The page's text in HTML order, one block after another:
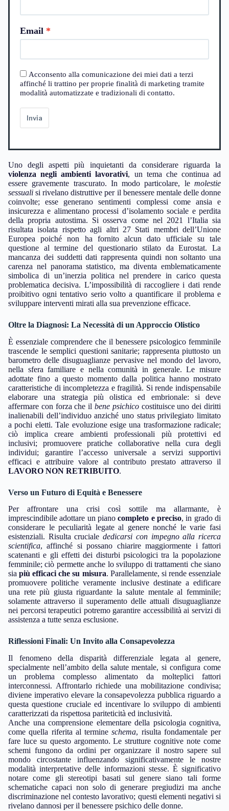
Email
Acconsento alla comunicazione dei miei dati a terzi
affinché li trattino per proprie finalità di marketing tramite
modalità automatizzate e tradizionali di contatto.
Invia
Uno degli aspetti più inquietanti da considerare riguarda la
violenza negli ambienti lavorativi, un tema che continua ad
essere gravemente trascurato. In modo particolare, le molestie
sessuali si rivelano distruttive per il benessere mentale delle donne
coinvolte; esse generano sentimenti complessi come ansia e
insicurezza e alimentano processi d’isolamento sociale e perdita
della propria autostima. Si osserva come nel 2021 l’Italia sia
risultata isolata rispetto agli altri 27 Stati membri dell’Unione
Europea poiché non ha fornito alcun dato ufficiale su tale
questione al termine del questionario stilato da Eurostat. La
mancanza dei suddetti dati rappresenta quindi non soltanto una
carenza nel panorama statistico, ma diventa emblematicamente
simbolica di un’inerzia politica nel prendere in carico questa
problematica decisiva. L’impossibilità di raccogliere i dati rende
proibitivo ogni tentativo serio volto a quantificare il problema e
sviluppare interventi mirati alla sua prevenzione efficace.
Oltre la Diagnosi: La Necessità di un Approccio Olistico
È essenziale comprendere che il benessere psicologico femminile
trascende le semplici questioni sanitarie; rappresenta piuttosto un
barometro delle disuguaglianze pervasive nel mondo del lavoro,
nella sfera familiare e nella comunità in generale. Le misure
adottate fino a questo momento dalla politica hanno mostrato
caratteristiche di incompletezza e fragilità. Si rende indispensabile
elaborare una strategia più olistica ed embrionale: si deve
affermare con forza che il bene psichicocostituisce uno dei diritti
inalienabili dell’individuo anziché uno status privilegiato limitato
a pochi eletti. Tale evoluzione esige una trasformazione radicale;
ciò implica creare ambienti professionali più protettivi ed
inclusivi; promuovere pratiche collaborative nella cura degli
individui; garantire l’accesso universale a servizi supportivi
efficaci e attribuire valore al contributo prestato attraverso il
LAVORO NON RETRIBUITO.
Verso un Futuro di Equità e Benessere
Per affrontare una crisi così sottile ma allarmante, è
imprescindibile adottare un pianocompleto e preciso, in grado di
considerare le peculiarità legate al genere nonché le varie fasi
esistenziali. Risulta crucialededicarsi con impegno alla ricerca
scientifica, affinché si possano chiarire maggiormente i fattori
scatenanti e gli effetti dei disturbi psicologici tra la popolazione
femminile; ciò permette anche lo sviluppo di trattamenti che siano
siapiù efficaci che su misura. Parallelamente, si rende essenziale
promuovere politiche veramente inclusive destinate a edificare
una rete più giusta riguardante la salute mentale al femminile;
solamente attraverso il superamento delle attuali disuguaglianze
nei percorsi terapeutici potremo garantire accessibilità ai servizi di
assistenza a tutte senza esclusione.
Riflessioni Finali: Un Invito alla Consapevolezza
Il fenomeno della disparità differenziale legata al genere,
specialmente nell’ambito della salute mentale, si configura come
un problema complesso alimentato da molteplici fattori
interconnessi. Affrontarlo richiede una mobilitazione condivisa;
diviene imperativo elevare la consapevolezza pubblica riguardo a
questa questione cruciale ed incentivare lo sviluppo di ambienti
caratterizzati da rispettosa pariteticità ed inclusività.
Anche una comprensione elementare della psicologia cognitiva,
come quella riferita al termineschema, risulta fondamentale per
fare luce su questo argomento. Le strutture cognitive note come
schemi fungono da ordini per organizzare il nostro sapere sul
mondo circostante influenzando significativamente le nostre
modalità interpretative delle informazioni stesse. È significativo
notare come gli stereotipi basati sul genere siano tali forme
schematiche capaci non solo di generare pregiudizi ma anche
discriminazione nel contesto lavorativo; questi elementi negativi si
rivelano dannosi per il benessere psichico delle donne.